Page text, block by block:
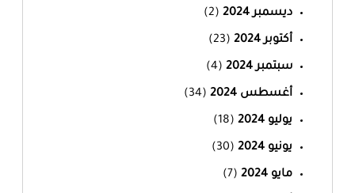
ديسمبر 2024 (2)
أكتوبر 2024 (23)
سبتمبر 2024 (4)
أغسطس 2024 (34)
يوليو 2024 (18)
يونيو 2024 (30)
مايو 2024 (7)